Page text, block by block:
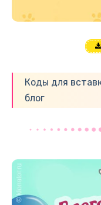
Коды для
блог